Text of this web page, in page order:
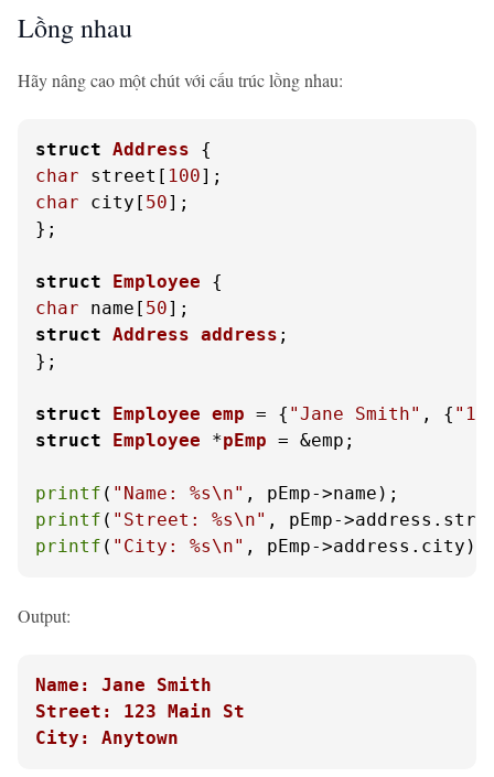
Lồng nhau
Hãy nâng cao một chút với cấu trúc lồng nhau:
struct Address {
char street[ 100
char city[ 50];
};
struct Employee {
char name[ 50
struct Address address ;
};
struct Employee emp = { "Jane Smith" , {
struct
Employee *pEmp = &emp;
printf ( "Name: %s\n"
printf ( "Street: %s\n"
printf ( "City: %s\n" , pEmp->address.city);
Output:
Name: Jane Smith
Street: 123 Main St
City: Anytown